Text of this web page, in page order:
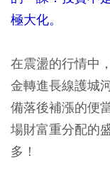
極大化。
在震盪的行情中
金轉進長線護城
備落後補漲的便
場財富重分配的
多！